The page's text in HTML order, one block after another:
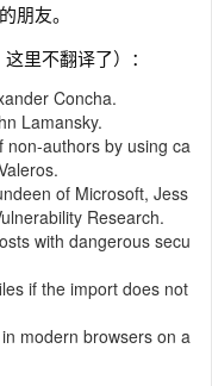
朋友。
里不翻译了）：
Concha.
Lamansky.
non-authors by using ca
of Microsoft, Jess
Research.
with dangerous secu
if the import does not
modern browsers on a